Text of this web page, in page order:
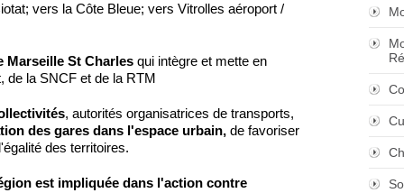
vers la Côte Bleue; vers Vitrolles aéroport /
Marseille St Charles qui intègre et mette en
la SNCF et de la RTM
, autorités organisatrices de transports,
des gares dans l'espace urbain, de favoriser
des territoires.
est impliquée dans l'action contre